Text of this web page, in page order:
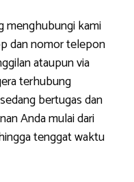
menghubungi kami
dan nomor telepon
ataupun via
terhubung
bertugas dan
Anda mulai dari
tenggat waktu